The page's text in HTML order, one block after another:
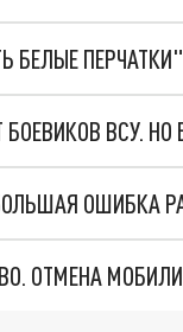
БЕЛЫЕ
ВСУ.